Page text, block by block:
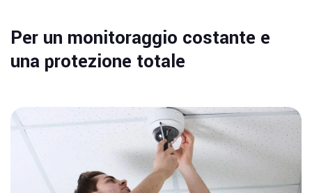
Per un monitoraggio costante e
una protezione totale